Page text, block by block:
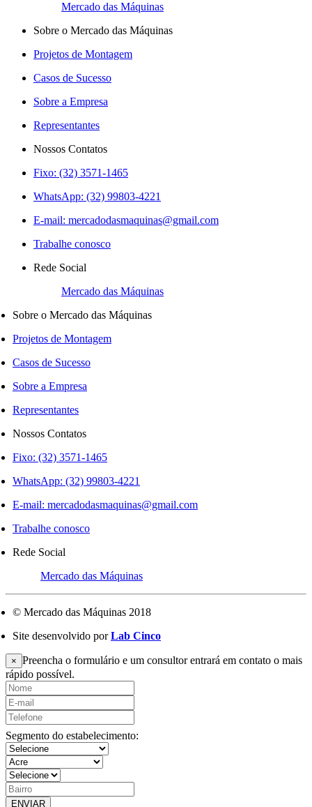
Mercado das Máquinas
Sobre o Mercado das Máquinas
Projetos de Montagem
Casos de Sucesso
Sobre a Empresa
Representantes
Nossos Contatos
Fixo: (32) 3571-1465
WhatsApp: (32) 99803-4221
E-mail: mercadodasmaquinas@gmail.com
Trabalhe conosco
Rede Social
Mercado das Máquinas
Sobre o Mercado das Máquinas
Projetos de Montagem
Casos de Sucesso
Sobre a Empresa
Representantes
Nossos Contatos
Fixo: (32) 3571-1465
WhatsApp: (32) 99803-4221
E-mail: mercadodasmaquinas@gmail.com
Trabalhe conosco
Rede Social
Mercado das Máquinas
© Mercado das Máquinas 2018
Site desenvolvido por Lab Cinco
× Preencha o formulário e um consultor entrará em contato o mais
rápido possível.
Segmento do estabelecimento:
ENVIAR